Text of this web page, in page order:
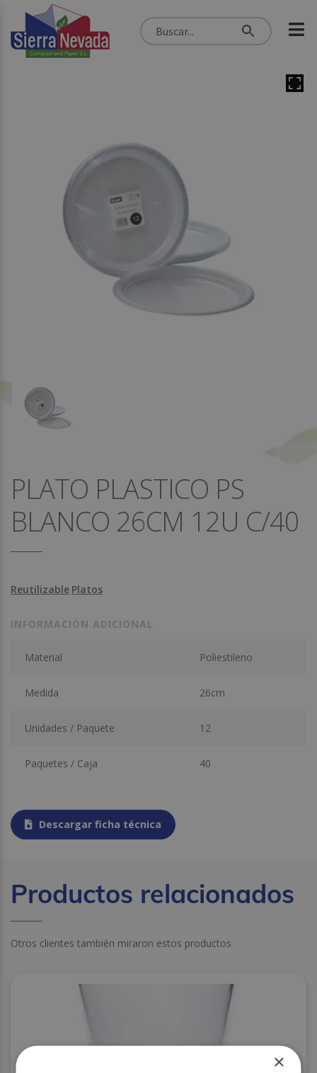
PLATO PLASTICO PS
BLANCO 26CM 12U C/40
Reutilizable Platos
INFORMACIÓN ADICIONAL
Material Poliestileno
Medida 26cm
Unidades / Paquete 12
Paquetes / Caja 40
Descargar ficha técnica
Productos relacionados
Otros clientes también miraron estos productos
×